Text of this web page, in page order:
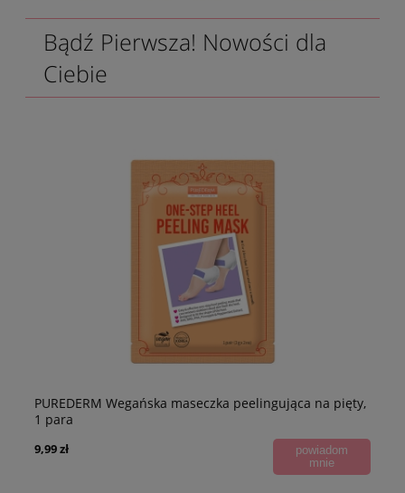
Bądź Pierwsza! Nowości dla
Ciebie
PUREDERM Wegańska maseczka peelingująca na pięty,
1 para
9,99 zł
powiadom
mnie